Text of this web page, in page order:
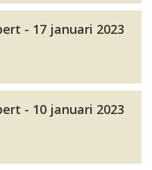
- 17 januari 2023
- 10 januari 2023